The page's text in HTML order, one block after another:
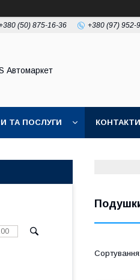
(50) 875-16-36 +380 (97) 952-
Автомаркет
ТА ПОСЛУГИ КОНТАКТИ